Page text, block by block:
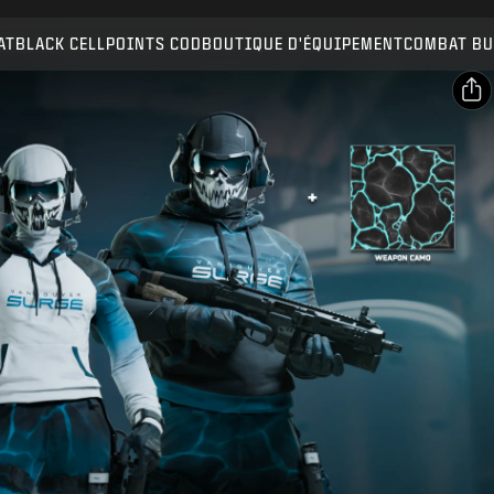
BLACK CELL POINTS COD BOUTIQUE D'ÉQUIPEMENTCOMBAT
ENVOYER
CONFIRMER L'ACHAT
ANNULER
Activision peut mettre à jour, remplacer ou supprimer
ce contenu en jeu à tout moment.
PARTAGER
Email
Facebook
X
Copier le lien